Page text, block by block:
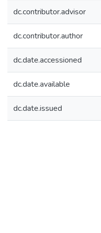
dc.contributor.advisor
dc.contributor.author
dc.date.accessioned
dc.date.available
dc.date.issued